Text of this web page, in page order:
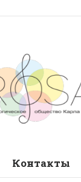
Контакты